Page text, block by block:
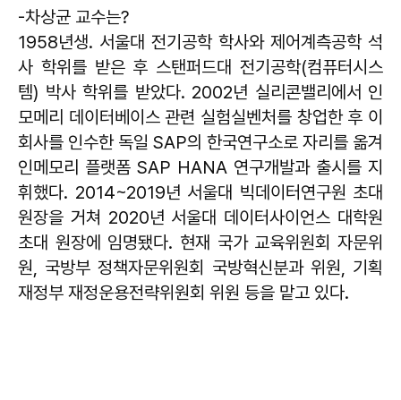
-차상균 교수는?
1958년생. 서울대 전기공학 학사와 제어계측공학 석
사 학위를 받은 후 스탠퍼드대 전기공학(컴퓨터시스
템) 박사 학위를 받았다. 2002년 실리콘밸리에서 인
모메리 데이터베이스 관련 실험실벤처를 창업한 후 이
회사를 인수한 독일 SAP의 한국연구소로 자리를 옮겨
인메모리 플랫폼 SAP HANA 연구개발과 출시를 지
휘했다. 2014~2019년 서울대 빅데이터연구원 초대
원장을 거쳐 2020년 서울대 데이터사이언스 대학원
초대 원장에 임명됐다. 현재 국가 교육위원회 자문위
원, 국방부 정책자문위원회 국방혁신분과 위원, 기획
재정부 재정운용전략위원회 위원 등을 맡고 있다.